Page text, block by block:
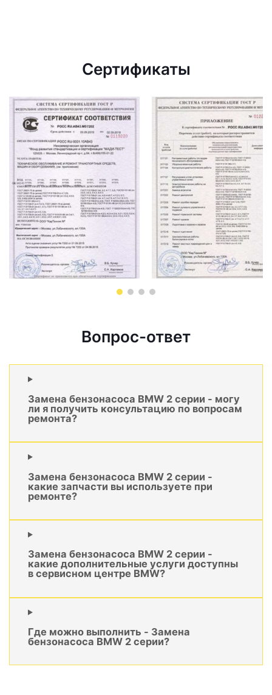
Сертификаты
Вопрос-ответ
Замена бензонасоса BMW 2 серии - могу
ли я получить консультацию по вопросам
ремонта?
Замена бензонасоса BMW 2 серии -
какие запчасти вы используете при
ремонте?
Замена бензонасоса BMW 2 серии -
какие дополнительные услуги доступны
в сервисном центре BMW?
Где можно выполнить - Замена
бензонасоса BMW 2 серии?